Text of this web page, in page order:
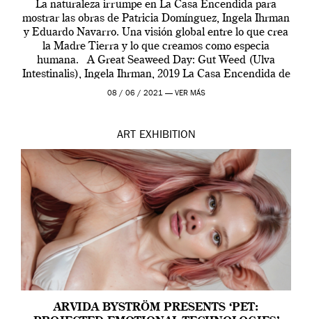
La naturaleza irrumpe en La Casa Encendida para
mostrar las obras de Patricia Domínguez, Ingela Ihrman
y Eduardo Navarro. Una visión global entre lo que crea
la Madre Tierra y lo que creamos como especia
humana. A Great Seaweed Day: Gut Weed (Ulva
Intestinalis), Ingela Ihrman, 2019 La Casa Encendida de
Madrid y la Wellcome […]
08 / 06 / 2021 — VER MÁS
ART EXHIBITION
ARVIDA BYSTRÖM PRESENTS ‘PET: